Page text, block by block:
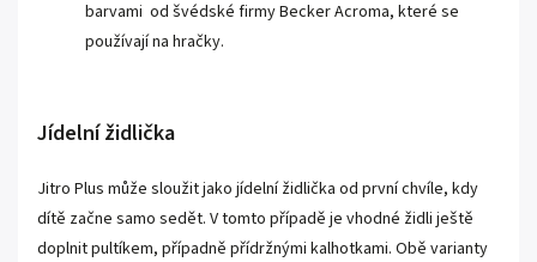
barvami od švédské firmy Becker Acroma, které se
používají na hračky.
Jídelní židlička
Jitro Plus může sloužit jako jídelní židlička od první chvíle, kdy
dítě začne samo sedět. V tomto případě je vhodné židli ještě
doplnit pultíkem, případně přídržnými kalhotkami. Obě varianty